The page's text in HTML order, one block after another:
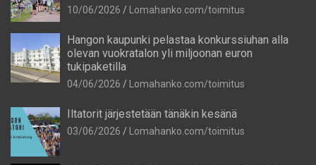
10/06/2026 Lomahanko.com/toimitus
Hangon kaupunki pelastaa konkurssiuhan alla
olevan vuokratalon yli miljoonan euron
tukipaketilla
04/06/2026 Lomahanko.com/toimitus
Iltatorit järjestetään tänäkin kesänä
03/06/2026 Lomahanko.com/toimitus